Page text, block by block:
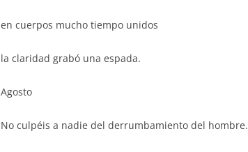
en cuerpos mucho tiempo unidos
la claridad grabó una espada.
Agosto
No culpéis a nadie del derrumbamiento del hombre.